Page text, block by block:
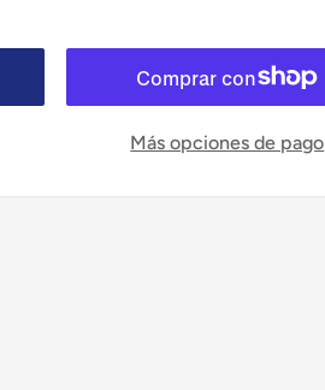
Más opciones de pago